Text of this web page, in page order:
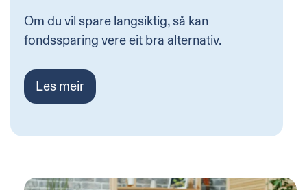
Om du vil spare langsiktig, så kan
fondssparing vere eit bra alternativ.
Les meir